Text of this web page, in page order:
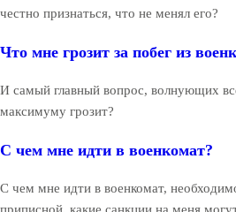
честно признаться, что не менял его?
Что мне грозит за побег из
И самый главный вопрос, волнующих
максимуму грозит?
С чем мне идти в военкомат?
С чем мне идти в военкомат,